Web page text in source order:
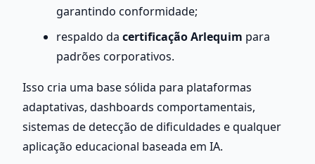
garantindo conformidade;
respaldo da certificação Arlequim para
padrões corporativos.
Isso cria uma base sólida para plataformas
adaptativas, dashboards comportamentais,
sistemas de detecção de dificuldades e qualquer
aplicação educacional baseada em IA.